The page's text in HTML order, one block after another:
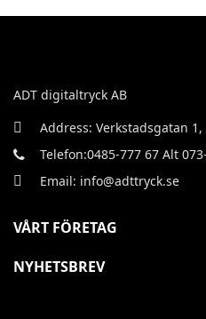
ADT digitaltryck AB
Address: Verkstadsgatan
Telefon:0485-777 67 Alt
Email: info@adttryck.se
VÅRT FÖRETAG
NYHETSBREV